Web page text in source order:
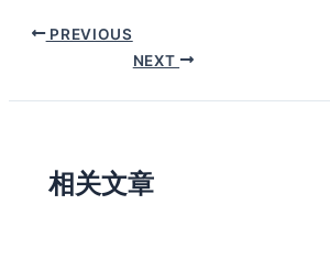
PREVIOUS
NEXT
相关文章